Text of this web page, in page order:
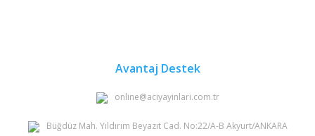
Avantaj Destek
online@aciyayinlari.com.tr
Büğdüz Mah. Yıldırım Beyazıt Cad. No:22/A-B Akyurt/ANKARA